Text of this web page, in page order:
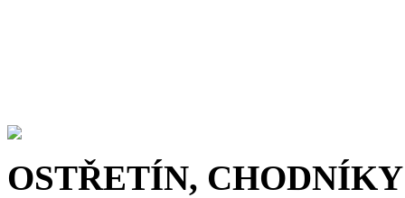
OSTŘETÍN,